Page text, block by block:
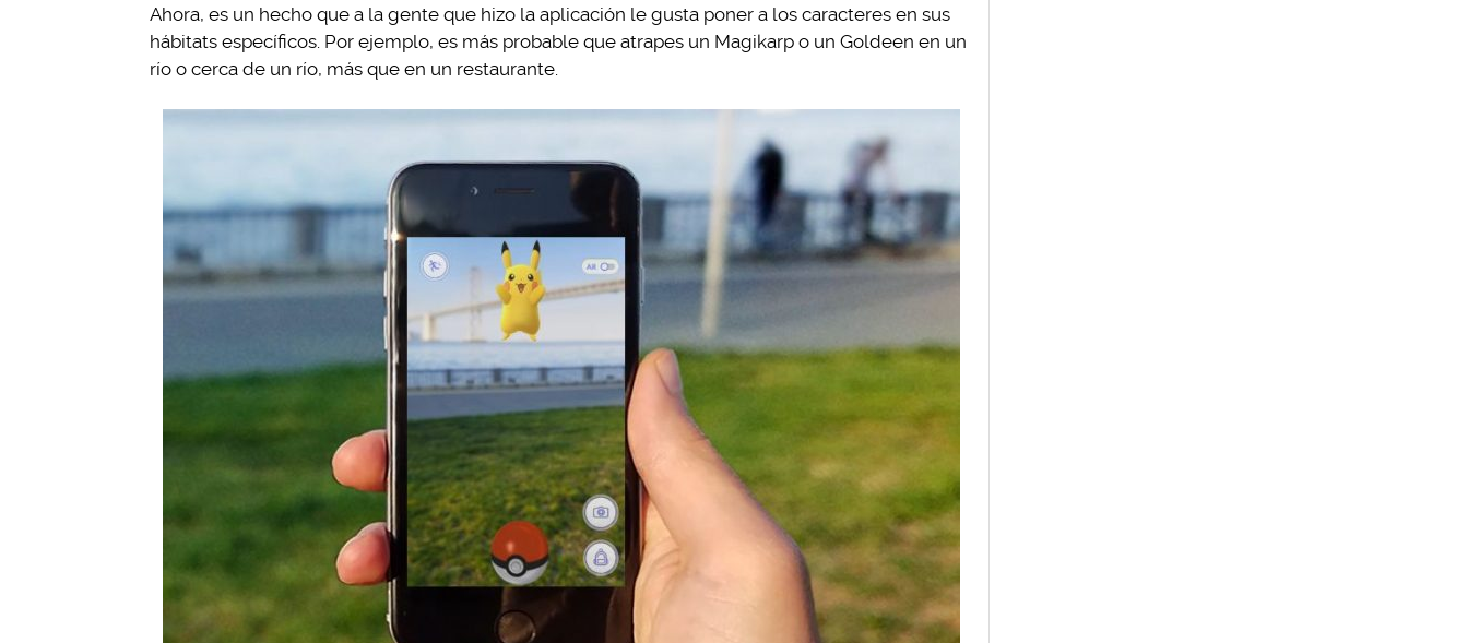
Ahora, es un hecho que a la gente que hizo la aplicación le gusta poner a los caracteres en sus
hábitats específicos. Por ejemplo, es más probable que atrapes un Magikarp o un Goldeen en un
río o cerca de un río, más que en un restaurante.